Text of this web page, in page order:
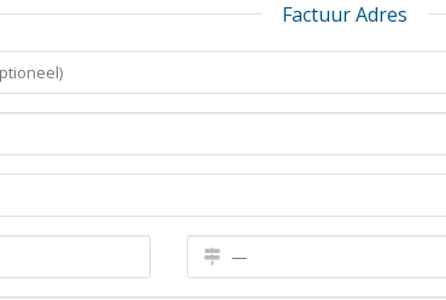
Factuur Adres